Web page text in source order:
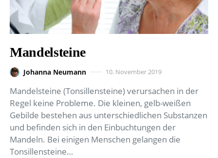
Mandelsteine
Johanna Neumann 10. November 2019
Mandelsteine (Tonsillensteine) verursachen in der
Regel keine Probleme. Die kleinen, gelb-weißen
Gebilde bestehen aus unterschiedlichen Substanzen
und befinden sich in den Einbuchtungen der
Mandeln. Bei einigen Menschen gelangen die
Tonsillensteine…